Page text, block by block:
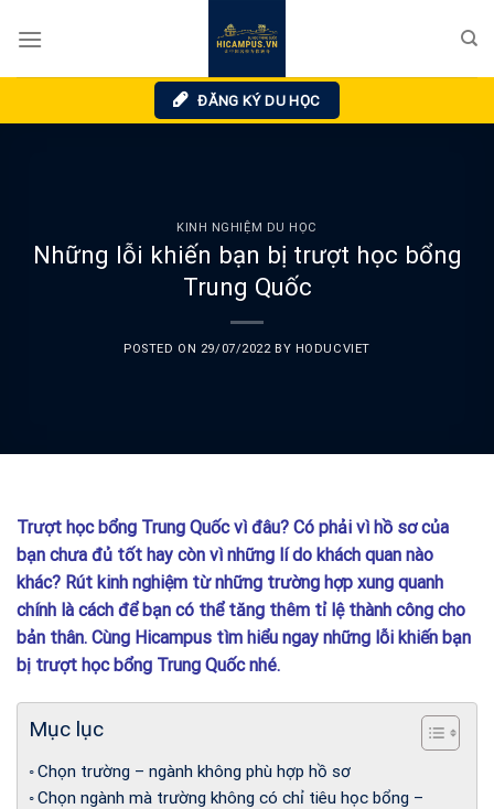
ĐĂNG KÝ DU HỌC
KINH NGHIỆM DU HỌC
Những lỗi khiến bạn bị trượt học bổng
Trung Quốc
POSTED ON 29/07/2022 BY HODUCVIET
Trượt học bổng Trung Quốc vì đâu? Có phải vì hồ sơ của
bạn chưa đủ tốt hay còn vì những lí do khách quan nào
khác? Rút kinh nghiệm từ những trường hợp xung quanh
chính là cách để bạn có thể tăng thêm tỉ lệ thành công cho
bản thân. Cùng Hicampus tìm hiểu ngay những lỗi khiến bạn
bị trượt học bổng Trung Quốc nhé.
Mục lục
Chọn trường – ngành không phù hợp hồ sơ
Chọn ngành mà trường không có chỉ tiêu học bổng –